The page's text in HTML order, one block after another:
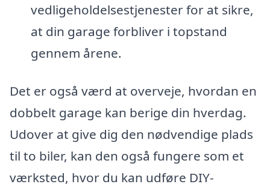
vedligeholdelsestjenester for at sikre,
at din garage forbliver i topstand
gennem årene.
Det er også værd at overveje, hvordan en
dobbelt garage kan berige din hverdag.
Udover at give dig den nødvendige plads
til to biler, kan den også fungere som et
værksted, hvor du kan udføre DIY-